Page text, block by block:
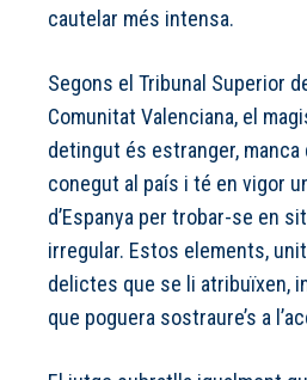
cautelar més intensa.
Segons el Tribunal Superior
Comunitat Valenciana, el
detingut és estranger, manca
conegut al país i té en vigor
d’Espanya per trobar-se en
irregular. Estos elements,
delictes que se li atribuïxen,
que poguera sostraure’s a